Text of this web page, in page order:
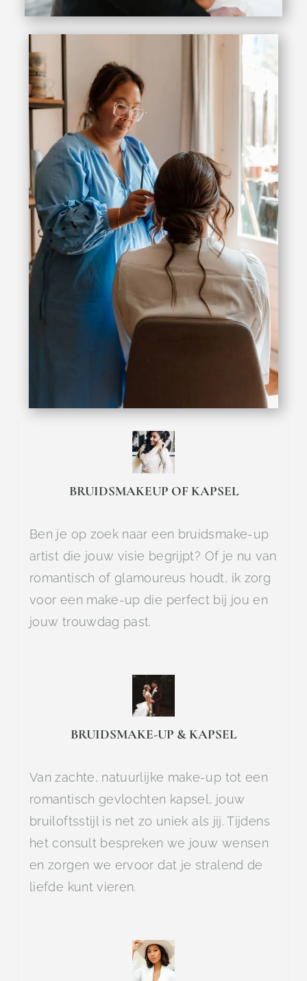
BRUIDSMAKEUP OF KAPSEL
Ben je op zoek naar een bruidsmake-up
artist die jouw visie begrijpt? Of je nu van
romantisch of glamoureus houdt, ik zorg
voor een make-up die perfect bij jou en
jouw trouwdag past.
BRUIDSMAKE-UP & KAPSEL
Van zachte, natuurlijke make-up tot een
romantisch gevlochten kapsel, jouw
bruiloftsstijl is net zo uniek als jij. Tijdens
het consult bespreken we jouw wensen
en zorgen we ervoor dat je stralend de
liefde kunt vieren.